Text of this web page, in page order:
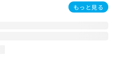
もっと見る